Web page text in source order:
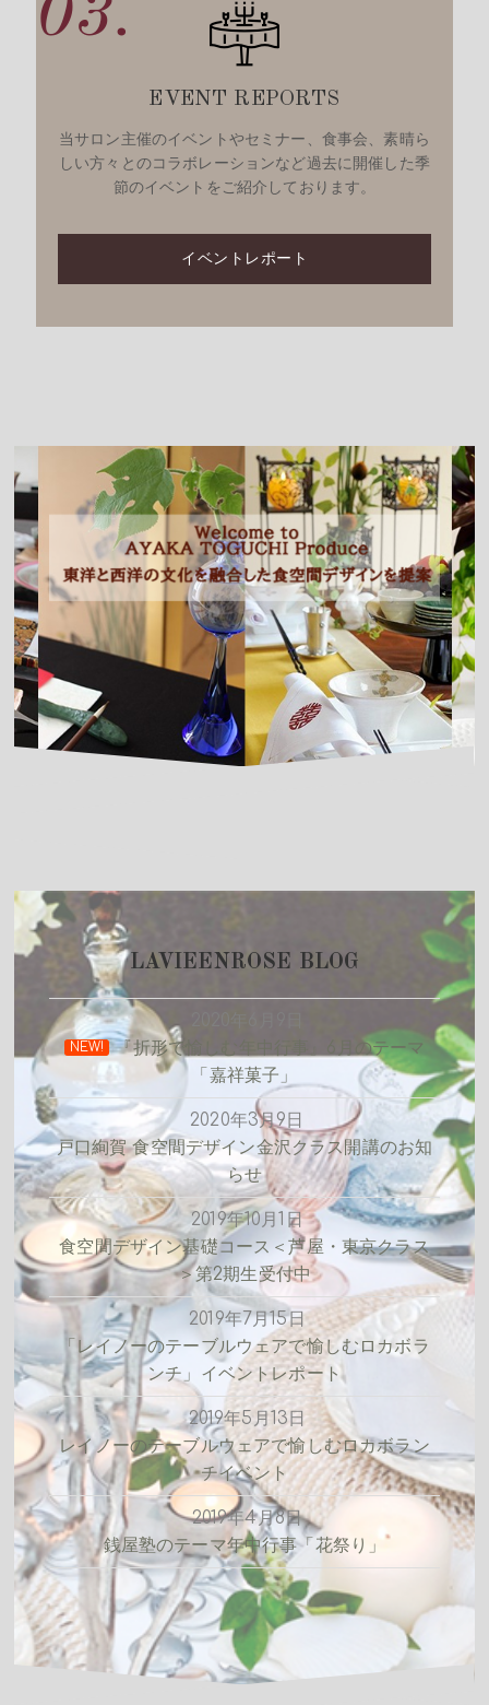
03.
EVENT REPORTS
当サロン主催のイベントやセミナー、食事会、素晴ら
しい方々とのコラボレーションなど過去に開催した季
節のイベントをご紹介しております。
イベントレポート
LAVIEENROSE BLOG
NEW! 『折形で愉しむ年中行事』6月のテーマ
「嘉祥菓子」
2020年3月9日
戸口絢賀 食空間デザイン金沢クラス開講のお知
らせ
2019年10月1日
食空間デザイン基礎コース＜芦屋・東京クラス
＞第2期生受付中
2019年7月15日
「レイノーのテーブルウェアで愉しむロカボラ
ンチ」イベントレポート
2019年5月13日
レイノーのテーブルウェアで愉しむロカボラン
チイベント
2019年4月8日
銭屋塾のテーマ年中行事「花祭り」